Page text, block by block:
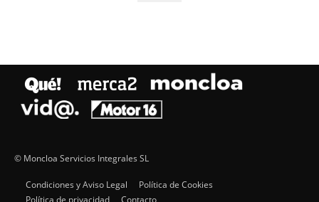
© Moncloa Servicios Integrales SL
Condiciones y Aviso Legal
Política de Cookies
Política de privacidad
Contacto